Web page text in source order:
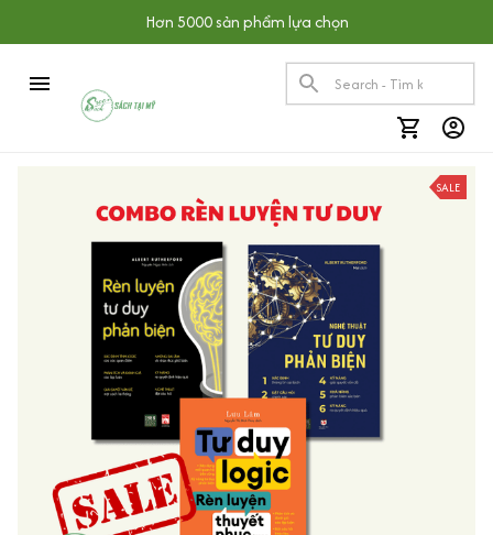
Hơn 5000 sản phẩm lựa chọn
SALE